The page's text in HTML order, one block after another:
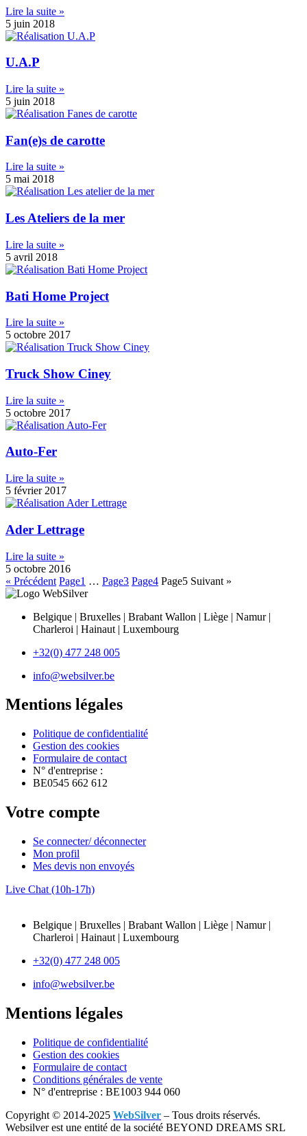
Lire la suite »
5 juin 2018
U.A.P
Lire la suite »
5 juin 2018
Fan(e)s de carotte
Lire la suite »
5 mai 2018
Les Ateliers de la mer
Lire la suite »
5 avril 2018
Bati Home Project
Lire la suite »
5 octobre 2017
Truck Show Ciney
Lire la suite »
5 octobre 2017
Auto-Fer
Lire la suite »
5 février 2017
Ader Lettrage
Lire la suite »
5 octobre 2016
« Précédent Page1 … Page3 Page4 Page5 Suivant »
Belgique | Bruxelles | Brabant Wallon | Liège | Namur |
Charleroi | Hainaut | Luxembourg
+32(0) 477 248 005
info@websilver.be
Mentions légales
Politique de confidentialité
Gestion des cookies
Formulaire de contact
N° d'entreprise :
BE0545 662 612
Votre compte
Se connecter/ déconnecter
Mon profil
Mes devis non envoyés
Live Chat (10h-17h)
Belgique | Bruxelles | Brabant Wallon | Liège | Namur |
Charleroi | Hainaut | Luxembourg
+32(0) 477 248 005
info@websilver.be
Mentions légales
Politique de confidentialité
Gestion des cookies
Formulaire de contact
Conditions générales de vente
N° d'entreprise : BE1003 944 060
Copyright © 2014-2025 WebSilver – Tous droits réservés.
Websilver est une entité de la société BEYOND DREAMS SRL